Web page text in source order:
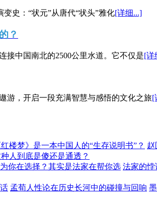
史：“状元”从唐代“状头”雅化[详细...]
？
接中国南北的2500公里水道。它不仅是[详
游，开启一段充满智慧与感悟的文化之旅[
楼梦》是一本中国人的“生存说明书”？ 赵
人到底是傻还是通透？
你在选择？其实是法家在帮你选 法家的悖
孟荀人性论在历史长河中的碰撞与回响